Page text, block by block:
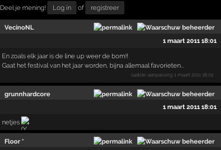
Deel je mening! Log in of registreer
VecinoNL
1 maart 2011 18:01
En zoals elk jaar is de line up weer de bom!!
Gaat het festival van het jaar worden, bijna allemaal favorieten...
laatste aanpassing1 maart 2011 18:02
grunnhardcore
1 maart 2011 18:01
netjes
Floor *